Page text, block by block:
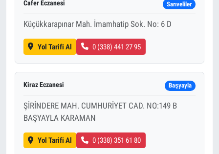
Cafer Eczanesi Sarıveliler
Küçükkarapınar Mah. İmamhatip Sok. No: 6 D
Yol Tarifi Al 0 (338) 441 27 95
Kiraz Eczanesi Başyayla
ŞİRİNDERE MAH. CUMHURİYET CAD. NO:149 B
BAŞYAYLA KARAMAN
Yol Tarifi Al 0 (338) 351 61 80